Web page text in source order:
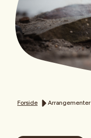
Forside Arrangementer